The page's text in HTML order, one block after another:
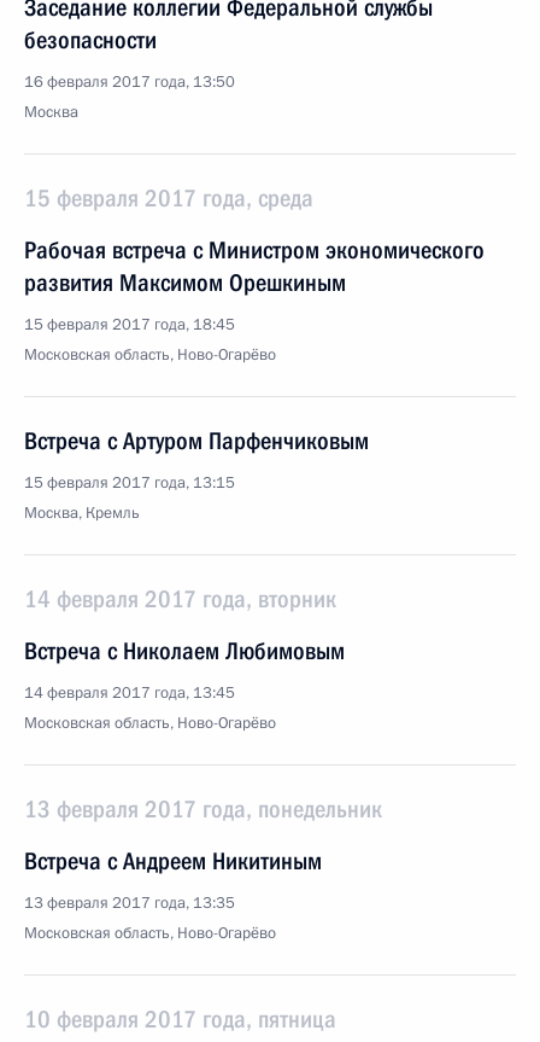
Заседание коллегии Федеральной службы
безопасности
16 февраля 2017 года, 13:50
Москва
15 февраля 2017 года, среда
Рабочая встреча с Министром экономического
развития Максимом Орешкиным
15 февраля 2017 года, 18:45
Московская область, Ново-Огарёво
Встреча с Артуром Парфенчиковым
15 февраля 2017 года, 13:15
Москва, Кремль
14 февраля 2017 года, вторник
Встреча с Николаем Любимовым
14 февраля 2017 года, 13:45
Московская область, Ново-Огарёво
13 февраля 2017 года, понедельник
Встреча с Андреем Никитиным
13 февраля 2017 года, 13:35
Московская область, Ново-Огарёво
10 февраля 2017 года, пятница